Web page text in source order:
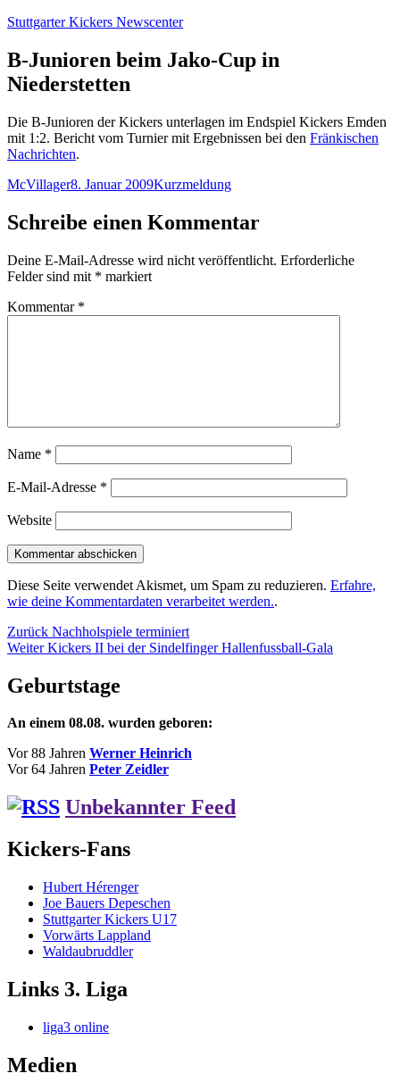
Zum
springen
Stuttgarter Kickers Newscenter
B-Junioren beim Jako-Cup in
Niederstetten
Die B-Junioren der Kickers unterlagen im Endspiel Kickers Emden
mit 1:2. Bericht vom Turnier mit Ergebnissen bei den Fränkischen
Nachrichten.
Autor
McVillagerVeröffentlicht
8. Januar 2009Kategorien
Kurzmeldung
Schreibe einen Kommentar
Deine E-Mail-Adresse wird nicht veröffentlicht. Erforderliche
Felder sind mit * markiert
Kommentar *
Name *
E-Mail-Adresse *
Website
Diese Seite verwendet Akismet, um Spam zu reduzieren. Erfahre,
wie deine Kommentardaten verarbeitet werden..
Beitragsnavigation
Zurück Vorheriger
Beitrag:
Nachholspiele terminiert
Weiter Nächster
Kickers II bei der Sindelfinger Hallenfussball-Gala
Geburtstage
An einem 08.08. wurden geboren:
Vor 88 Jahren Werner Heinrich
Vor 64 Jahren Peter Zeidler
Unbekannter Feed
Kickers-Fans
Hubert Hérenger
Joe Bauers Depeschen
Stuttgarter Kickers U17
Vorwärts Lappland
Waldaubruddler
Links 3. Liga
liga3 online
Medien